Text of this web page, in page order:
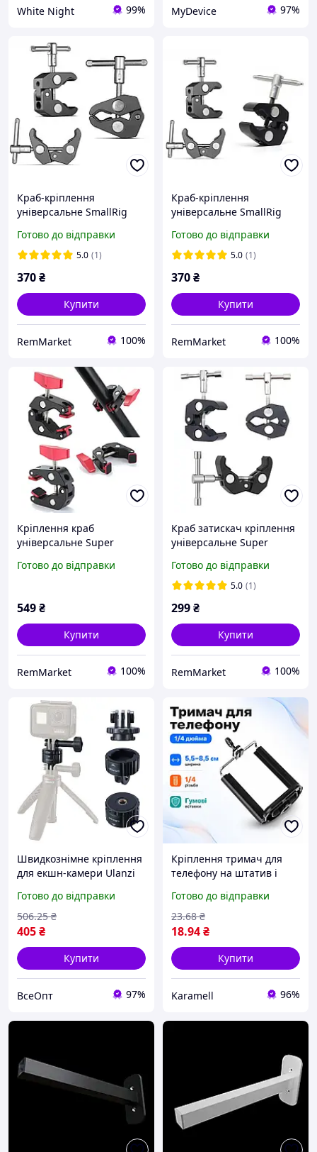
White Night 99% MyDevice 97%
Краб-кріплення
універсальне SmallRig
3/8 для фото- та
відеообладнання
Готово до відправки
5.0 (1)
370₴
Купити
RemMarket 100%
Краб-кріплення
універсальне SmallRig
3/8 для фото- та
відеообладнання
Готово до відправки
5.0 (1)
370₴
Купити
RemMarket 100%
Кріплення краб
універсальне Super
1/4 і 3/8 для фото- і
трубу
Готово до відправки
549₴
Купити
RemMarket 100%
Краб затискач кріплення
універсальне Super
3/8 для фото- та
відеообладнання
Готово до відправки
5.0 (1)
299₴
Купити
RemMarket 100%
Швидкознімне кріплення
для екшн-камери Ulanzi
універсальний монтаж,
магнітна фіксація,
стандарт 1/4 дюйма
Готово до відправки
405₴
506.25 ₴
Купити
ВсеОпт 97%
Кріплення тримач для
телефону на штатив і
прогумовані вставки
сумісний з шириною 5,5-
8,5 см універсальний
Готово до відправки
18.94₴
23.68 ₴
Купити
Karamell 96%